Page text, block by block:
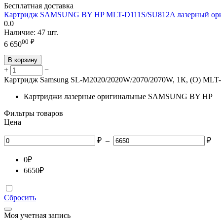
Бесплатная доставка
Картридж SAMSUNG BY HP MLT-D111S/SU812A лазерный
0.0
Наличие: 47 шт.
6 65000 ₽
В корзину
+
−
Картридж Samsung SL-M2020/2020W/2070/2070W, 1К, (O)
Картриджи лазерные оригинальные SAMSUNG BY HP
Фильтры товаров
Цена
₽ – ₽
0₽
6650₽
Сбросить
Моя учетная запись